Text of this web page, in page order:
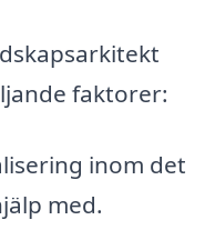
faktorer:
inom det
med.